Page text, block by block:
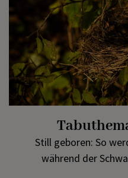
Still geboren: So
während der